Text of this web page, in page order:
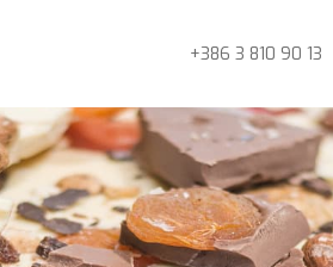
+386 3 810 90 13